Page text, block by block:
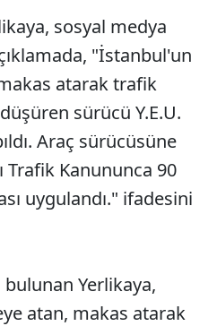
sosyal medya
ıklamada, "İstanbul'un
atarak trafik
üşüren sürücü Y.E.U.
Araç sürücüsüne
Trafik Kanununca 90
uygulandı." ifadesini
bulunan Yerlikaya,
atan, makas atarak